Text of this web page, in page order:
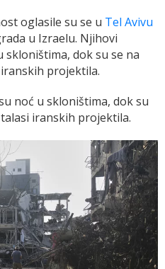
oglasile su se u Tel Avivu
u Izraelu. Njihovi
dok su se na
projektila.
noć u skloništima, dok su
iranskih projektila.